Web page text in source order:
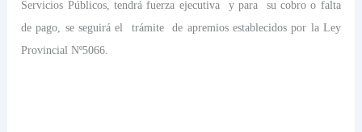
Servicios Públicos, tendrá fuerza ejecutiva
y para
su cobro o falta
de pago, se seguirá el
trámite
de apremios establecidos por la Ley
Provincial Nº5066.